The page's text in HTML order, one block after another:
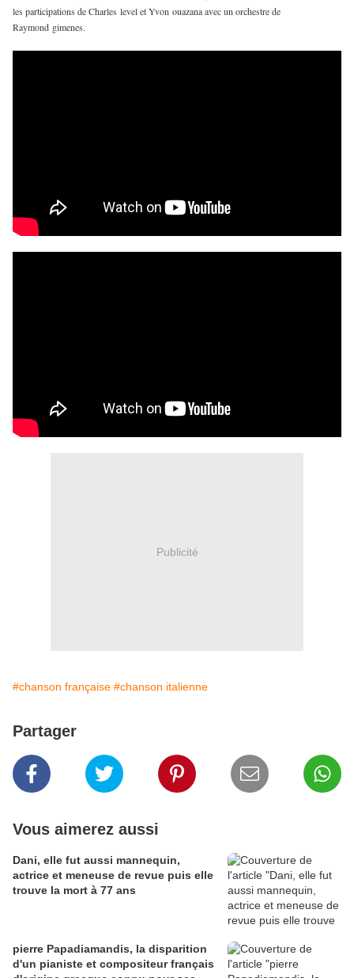
les participations de Charles level et Yvon ouazana avec un orchestre de
Raymond gimenes.
Publicité
#chanson française #chanson italienne
Partager
Vous aimerez aussi
Dani, elle fut aussi mannequin,
actrice et meneuse de revue puis elle
trouve la mort à 77 ans
pierre Papadiamandis, la disparition
d'un pianiste et compositeur français